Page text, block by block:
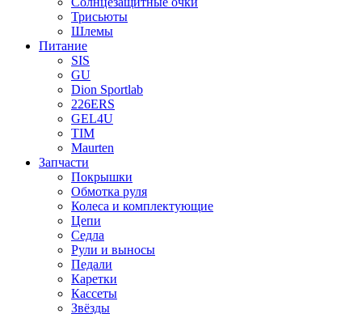
Трисьюты
Шлемы
Питание
SIS
GU
Dion Sportlab
226ERS
GEL4U
TIM
Maurten
Запчасти
Покрышки
Обмотка руля
Колеса и комплектующие
Цепи
Седла
Рули и выносы
Педали
Каретки
Кассеты
Звёзды